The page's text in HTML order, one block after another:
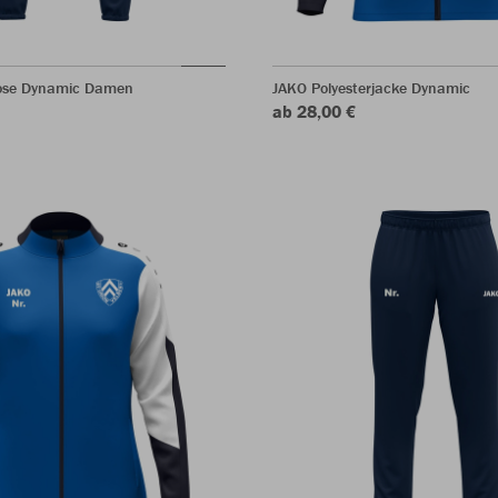
Dynamic Damen JAKO Polyesterjacke Dynamic
ab 28,00 €